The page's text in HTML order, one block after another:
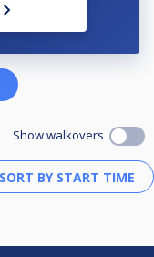
Show walkovers